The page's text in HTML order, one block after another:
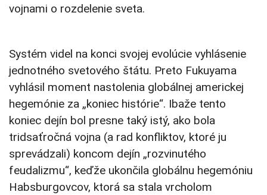
vojnami o rozdelenie sveta.
Systém videl na konci svojej evolúcie vyhlásenie
jednotného svetového štátu. Preto Fukuyama
vyhlásil moment nastolenia globálnej americkej
hegemónie za „koniec histórie“. Ibaže tento
koniec dejín bol presne taký istý, ako bola
tridsaťročná vojna (a rad konfliktov, ktoré ju
sprevádzali) koncom dejín „rozvinutého
feudalizmu“, keďže ukončila globálnu hegemóniu
Habsburgovcov, ktorá sa stala vrcholom